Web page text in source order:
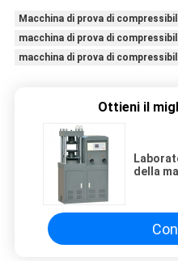
Macchina di prova di
macchina di prova di
macchina di prova di
Ottieni il
della